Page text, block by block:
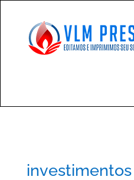
investimentos